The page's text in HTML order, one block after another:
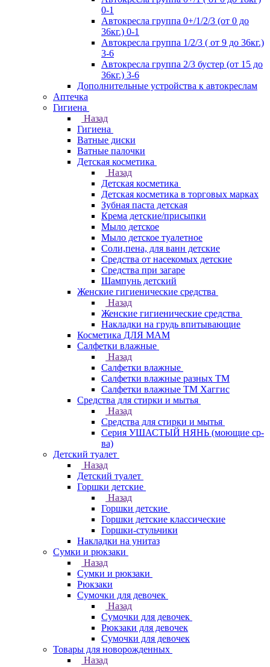
0-1
Автокресла группа 0+/1/2/3 (от 0 до
36кг.) 0-1
Автокресла группа 1/2/3 ( от 9 до 36кг.)
3-6
Автокресла группа 2/3 бустер (от 15 до
36кг.) 3-6
Дополнительные устройства к автокреслам
Аптечка
Гигиена
Назад
Гигиена
Ватные диски
Ватные палочки
Детская косметика
Назад
Детская косметика
Детская косметика в торговых марках
Зубная паста детская
Крема детские/присыпки
Мыло детское
Мыло детское туалетное
Соли,пена, для ванн детские
Средства от насекомых детские
Средства при загаре
Шампунь детский
Женские гигиенические средства
Назад
Женские гигиенические средства
Накладки на грудь впитывающие
Косметика ДЛЯ МАМ
Салфетки влажные
Назад
Салфетки влажные
Салфетки влажные разных ТМ
Салфетки влажные ТМ Хаггис
Средства для стирки и мытья
Назад
Средства для стирки и мытья
Серия УШАСТЫЙ НЯНЬ (моющие ср-
ва)
Детский туалет
Назад
Детский туалет
Горшки детские
Назад
Горшки детские
Горшки детские классические
Горшки-стульчики
Накладки на унитаз
Сумки и рюкзаки
Назад
Сумки и рюкзаки
Рюкзаки
Сумочки для девочек
Назад
Сумочки для девочек
Рюкзаки для девочек
Сумочки для девочек
Товары для новорожденных
Назад